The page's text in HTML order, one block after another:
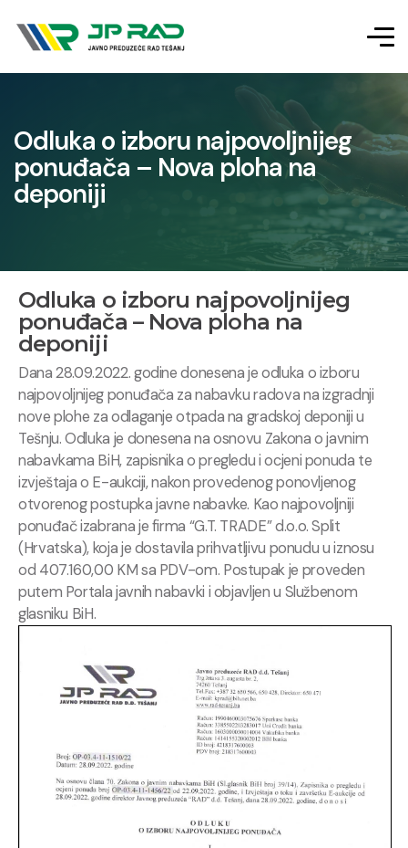
Odluka o izboru najpovoljnijeg
ponuđača – Nova ploha na
deponiji
Odluka o izboru najpovoljnijeg
ponuđača – Nova ploha na
deponiji
Dana 28.09.2022. godine donesena je odluka o izboru
najpovoljnijeg ponuđača za nabavku radova na izgradnji
nove plohe za odlaganje otpada na gradskoj deponiji u
Tešnju. Odluka je donesena na osnovu Zakona o javnim
nabavkama BiH, zapisnika o pregledu i ocjeni ponuda te
izvještaja o E-aukciji, nakon provedenog ponovljenog
otvorenog postupka javne nabavke. Kao najpovoljniji
ponuđač izabrana je firma “G.T. TRADE” d.o.o. Split
(Hrvatska), koja je dostavila prihvatljivu ponudu u iznosu
od 407.160,00 KM sa PDV-om. Postupak je proveden
putem Portala javnih nabavki i objavljen u Službenom
glasniku BiH.